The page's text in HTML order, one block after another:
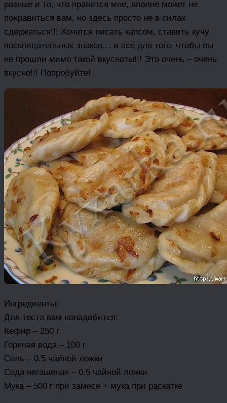
разные и то, что нравится мне, вполне может не
понравиться вам, но здесь просто не в силах
сдержаться!!! Хочется писать капсом, ставить кучу
восклицательных знаков… и все для того, чтобы вы
не прошли мимо такой вкусноты!!! Это очень – очень
вкусно!!! Попробуйте!
Ингредиенты:
Для теста вам понадобится:
Кефир – 250 г
Горячая вода – 100 г
Соль – 0.5 чайной ложки
Сода негашеная – 0.5 чайной ложки
Мука – 500 г при замесе + мука при раскатке